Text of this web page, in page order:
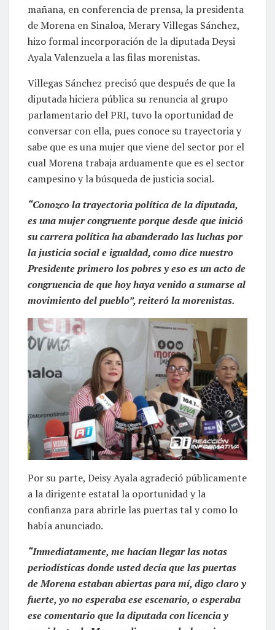
mañana, en conferencia de prensa, la presidenta
de Morena en Sinaloa, Merary Villegas Sánchez,
hizo formal incorporación de la diputada Deysi
Ayala Valenzuela a las filas morenistas.
Villegas Sánchez precisó que después de que la
diputada hiciera pública su renuncia al grupo
parlamentario del PRI, tuvo la oportunidad de
conversar con ella, pues conoce su trayectoria y
sabe que es una mujer que viene del sector por el
cual Morena trabaja arduamente que es el sector
campesino y la búsqueda de justicia social.
“Conozco la trayectoria política de la diputada,
es una mujer congruente porque desde que inició
su carrera política ha abanderado las luchas por
la justicia social e igualdad, como dice nuestro
Presidente primero los pobres y eso es un acto de
congruencia de que hoy haya venido a sumarse al
movimiento del pueblo”, reiteró la morenistas.
Por su parte, Deisy Ayala agradeció públicamente
a la dirigente estatal la oportunidad y la
confianza para abrirle las puertas tal y como lo
había anunciado.
“Inmediatamente, me hacían llegar las notas
periodísticas donde usted decía que las puertas
de Morena estaban abiertas para mí, digo claro y
fuerte, yo no esperaba ese escenario, o esperaba
ese comentario que la diputada con licencia y